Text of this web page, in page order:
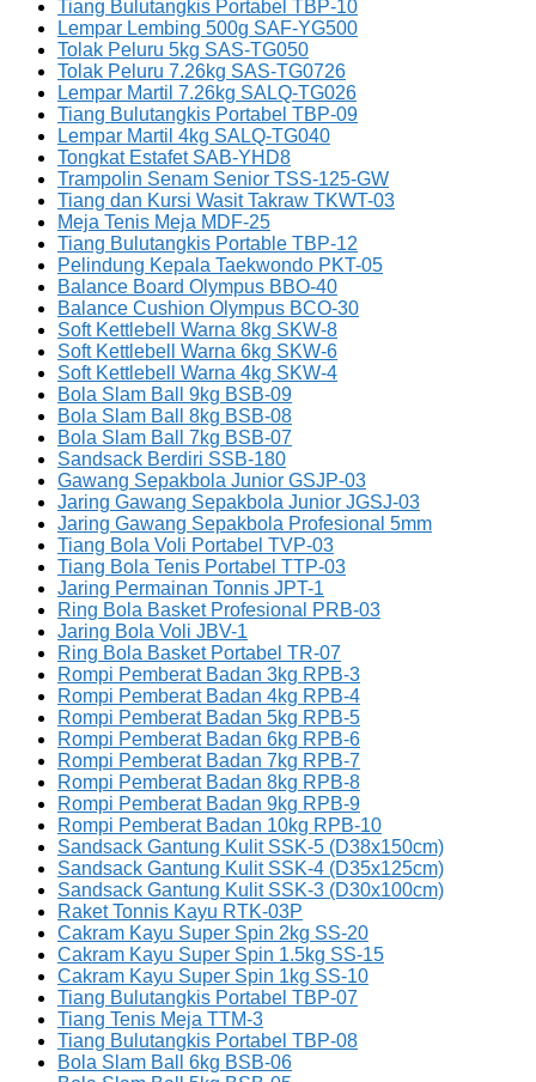
Tiang Bulutangkis Portabel TBP-10
Lempar Lembing 500g SAF-YG500
Tolak Peluru 5kg SAS-TG050
Tolak Peluru 7.26kg SAS-TG0726
Lempar Martil 7.26kg SALQ-TG026
Tiang Bulutangkis Portabel TBP-09
Lempar Martil 4kg SALQ-TG040
Tongkat Estafet SAB-YHD8
Trampolin Senam Senior TSS-125-GW
Tiang dan Kursi Wasit Takraw TKWT-03
Meja Tenis Meja MDF-25
Tiang Bulutangkis Portable TBP-12
Pelindung Kepala Taekwondo PKT-05
Balance Board Olympus BBO-40
Balance Cushion Olympus BCO-30
Soft Kettlebell Warna 8kg SKW-8
Soft Kettlebell Warna 6kg SKW-6
Soft Kettlebell Warna 4kg SKW-4
Bola Slam Ball 9kg BSB-09
Bola Slam Ball 8kg BSB-08
Bola Slam Ball 7kg BSB-07
Sandsack Berdiri SSB-180
Gawang Sepakbola Junior GSJP-03
Jaring Gawang Sepakbola Junior JGSJ-03
Jaring Gawang Sepakbola Profesional 5mm
Tiang Bola Voli Portabel TVP-03
Tiang Bola Tenis Portabel TTP-03
Jaring Permainan Tonnis JPT-1
Ring Bola Basket Profesional PRB-03
Jaring Bola Voli JBV-1
Ring Bola Basket Portabel TR-07
Rompi Pemberat Badan 3kg RPB-3
Rompi Pemberat Badan 4kg RPB-4
Rompi Pemberat Badan 5kg RPB-5
Rompi Pemberat Badan 6kg RPB-6
Rompi Pemberat Badan 7kg RPB-7
Rompi Pemberat Badan 8kg RPB-8
Rompi Pemberat Badan 9kg RPB-9
Rompi Pemberat Badan 10kg RPB-10
Sandsack Gantung Kulit SSK-5 (D38x150cm)
Sandsack Gantung Kulit SSK-4 (D35x125cm)
Sandsack Gantung Kulit SSK-3 (D30x100cm)
Raket Tonnis Kayu RTK-03P
Cakram Kayu Super Spin 2kg SS-20
Cakram Kayu Super Spin 1.5kg SS-15
Cakram Kayu Super Spin 1kg SS-10
Tiang Bulutangkis Portabel TBP-07
Tiang Tenis Meja TTM-3
Tiang Bulutangkis Portabel TBP-08
Bola Slam Ball 6kg BSB-06